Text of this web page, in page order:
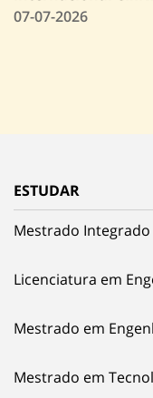
07-07-2026
ESTUDAR
Mestrado Integrado
Licenciatura em
Mestrado em
Mestrado em